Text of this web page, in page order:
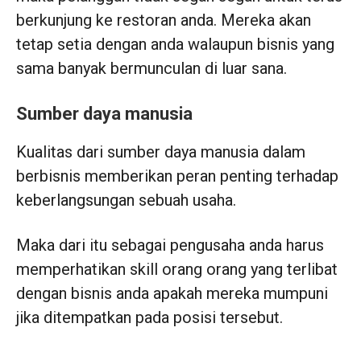
berkunjung ke restoran anda. Mereka akan
tetap setia dengan anda walaupun bisnis yang
sama banyak bermunculan di luar sana.
Sumber daya manusia
Kualitas dari sumber daya manusia dalam
berbisnis memberikan peran penting terhadap
keberlangsungan sebuah usaha.
Maka dari itu sebagai pengusaha anda harus
memperhatikan skill orang orang yang terlibat
dengan bisnis anda apakah mereka mumpuni
jika ditempatkan pada posisi tersebut.